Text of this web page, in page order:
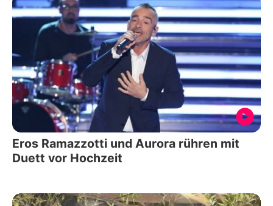
Eros Ramazzotti und Aurora rühren mit
Duett vor Hochzeit